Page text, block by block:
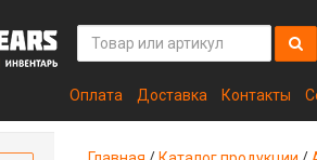
Оплата Доставка Контакты